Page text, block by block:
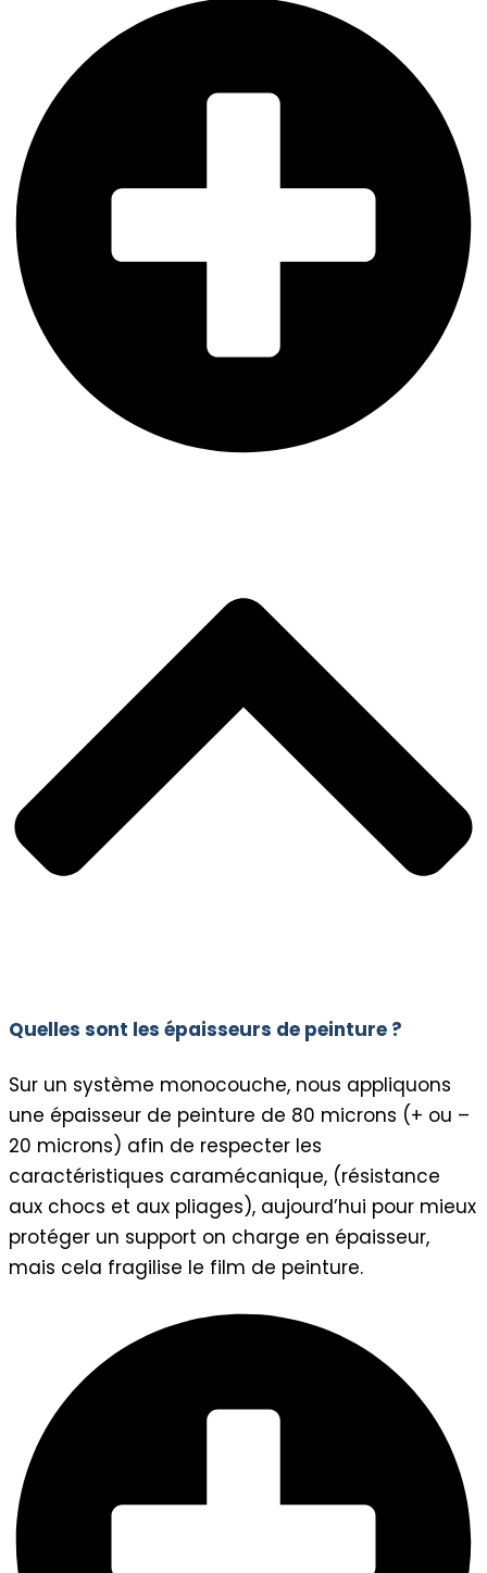
Quelles sont les épaisseurs de peinture ?
Sur un système monocouche, nous appliquons
une épaisseur de peinture de 80 microns (+ ou –
20 microns) afin de respecter les
caractéristiques caramécanique, (résistance
aux chocs et aux pliages), aujourd’hui pour mieux
protéger un support on charge en épaisseur,
mais cela fragilise le film de peinture.